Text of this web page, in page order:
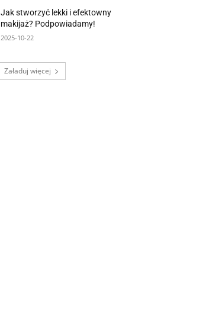
Jak stworzyć lekki i efektowny
makijaż? Podpowiadamy!
2025-10-22
Załaduj więcej